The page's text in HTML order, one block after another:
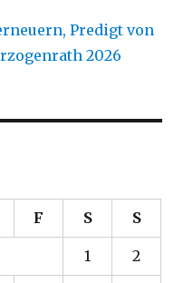
Predigt von
2026
F S S
1 2